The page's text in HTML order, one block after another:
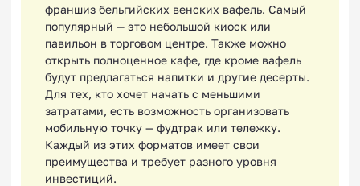
франшиз бельгийских венских вафель. Самый
популярный — это небольшой киоск или
павильон в торговом центре. Также можно
открыть полноценное кафе, где кроме вафель
будут предлагаться напитки и другие десерты.
Для тех, кто хочет начать с меньшими
затратами, есть возможность организовать
мобильную точку — фудтрак или тележку.
Каждый из этих форматов имеет свои
преимущества и требует разного уровня
инвестиций.